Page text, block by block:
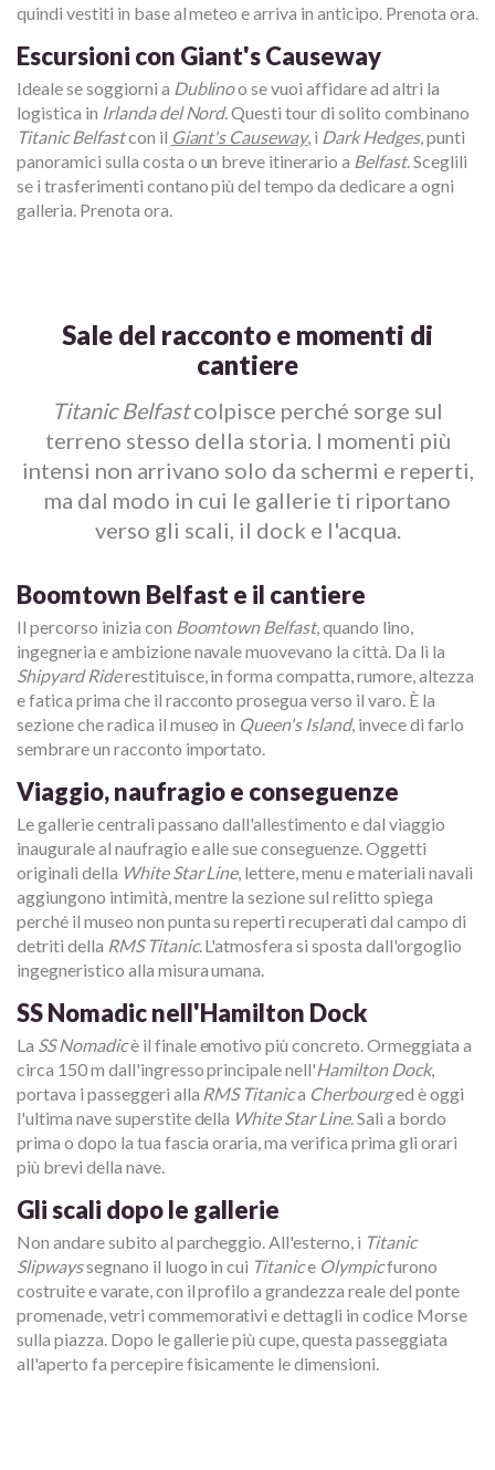
quindi vestiti in base al meteo e arriva in anticipo. Prenota ora.
Escursioni con Giant's Causeway
Ideale se soggiorni a Dublinoo se vuoi affidare ad altri la
logistica in Irlanda del Nord. Questi tour di solito combinano
Titanic Belfastcon il Giant's Causeway, i Dark Hedges, punti
panoramici sulla costa o un breve itinerario a Belfast. Sceglili
se i trasferimenti contano più del tempo da dedicare a ogni
galleria. Prenota ora.
Sale del racconto e momenti di
cantiere
Titanic Belfastcolpisce perché sorge sul
terreno stesso della storia. I momenti più
intensi non arrivano solo da schermi e reperti,
ma dal modo in cui le gallerie ti riportano
verso gli scali, il dock e l'acqua.
Boomtown Belfast e il cantiere
Il percorso inizia con Boomtown Belfast, quando lino,
ingegneria e ambizione navale muovevano la città. Da lì la
Shipyard Riderestituisce, in forma compatta, rumore, altezza
e fatica prima che il racconto prosegua verso il varo. È la
sezione che radica il museo in Queen's Island, invece di farlo
sembrare un racconto importato.
Viaggio, naufragio e conseguenze
Le gallerie centrali passano dall'allestimento e dal viaggio
inaugurale al naufragio e alle sue conseguenze. Oggetti
originali della White Star Line, lettere, menu e materiali navali
aggiungono intimità, mentre la sezione sul relitto spiega
perché il museo non punta su reperti recuperati dal campo di
detriti della RMS Titanic. L'atmosfera si sposta dall'orgoglio
ingegneristico alla misura umana.
SS Nomadic nell'Hamilton Dock
La SS Nomadicè il finale emotivo più concreto. Ormeggiata a
circa 150 m dall'ingresso principale nell'Hamilton Dock,
portava i passeggeri alla RMS Titanica Cherbourged è oggi
l'ultima nave superstite della White Star Line. Sali a bordo
prima o dopo la tua fascia oraria, ma verifica prima gli orari
più brevi della nave.
Gli scali dopo le gallerie
Non andare subito al parcheggio. All'esterno, i Titanic
Slipwayssegnano il luogo in cui Titanice Olympicfurono
costruite e varate, con il profilo a grandezza reale del ponte
promenade, vetri commemorativi e dettagli in codice Morse
sulla piazza. Dopo le gallerie più cupe, questa passeggiata
all'aperto fa percepire fisicamente le dimensioni.